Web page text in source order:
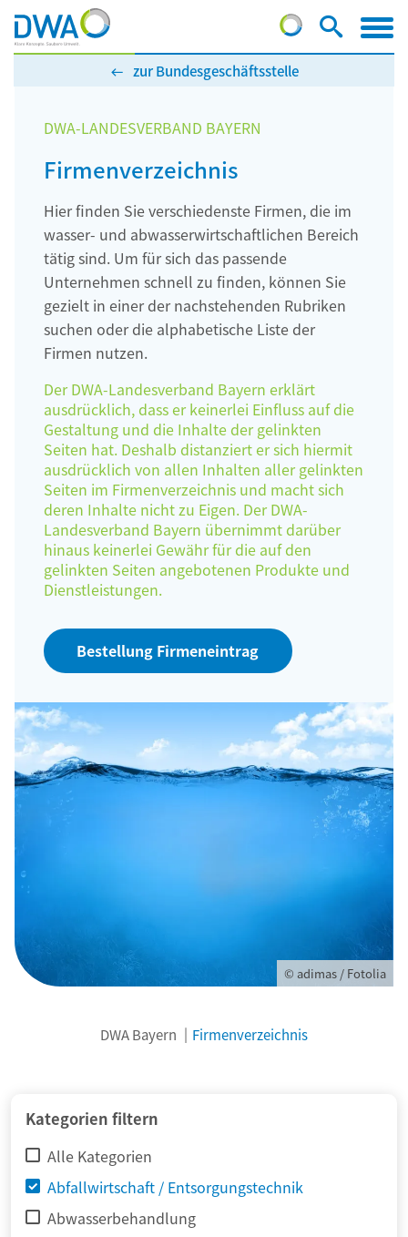
zur Bundesgeschäftsstelle
DWA-LANDESVERBAND BAYERN
Firmenverzeichnis
Hier finden Sie verschiedenste Firmen, die im
wasser- und abwasserwirtschaftlichen Bereich
tätig sind. Um für sich das passende
Unternehmen schnell zu finden, können Sie
gezielt in einer der nachstehenden Rubriken
suchen oder die alphabetische Liste der
Firmen nutzen.
Der DWA-Landesverband Bayern erklärt
ausdrücklich, dass er keinerlei Einfluss auf die
Gestaltung und die Inhalte der gelinkten
Seiten hat. Deshalb distanziert er sich hiermit
ausdrücklich von allen Inhalten aller gelinkten
Seiten im Firmenverzeichnis und macht sich
deren Inhalte nicht zu Eigen. Der DWA-
Landesverband Bayern übernimmt darüber
hinaus keinerlei Gewähr für die auf den
gelinkten Seiten angebotenen Produkte und
Dienstleistungen.
Bestellung Firmeneintrag
© adimas / Fotolia
DWA Bayern Firmenverzeichnis
Kategorien filtern
Alle Kategorien
Abfallwirtschaft / Entsorgungstechnik
Abwasserbehandlung